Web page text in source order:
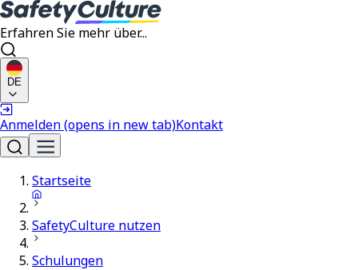
Erfahren Sie mehr über...
DE
Anmelden(opens in new tab)Kontakt
Startseite
SafetyCulture nutzen
Schulungen